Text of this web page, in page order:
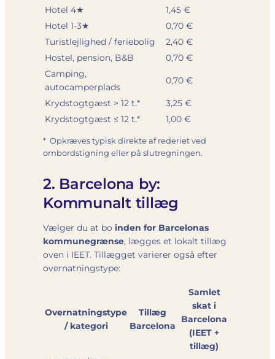
Hotel 4★
1,45 €
Hotel 1-3★
0,70 €
Turistlejlighed / feriebolig
2,40 €
Hostel, pension, B&B
0,70 €
Camping,
autocamperplads
0,70 €
Krydstogtgæst > 12 t.*
3,25 €
Krydstogtgæst ≤ 12 t.*
1,00 €
* Opkræves typisk direkte af rederiet ved
ombordstigning eller på slutregningen.
2. Barcelona by:
Kommunalt tillæg
Vælger du at bo inden for Barcelonas
kommunegrænse, lægges et lokalt tillæg
oven i IEET. Tillægget varierer også efter
overnatningstype:
Overnatningstype
/ kategori
Tillæg
Barcelona
Samlet
skat i
Barcelona
(IEET +
tillæg)